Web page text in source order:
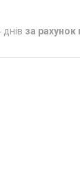
за рахунок